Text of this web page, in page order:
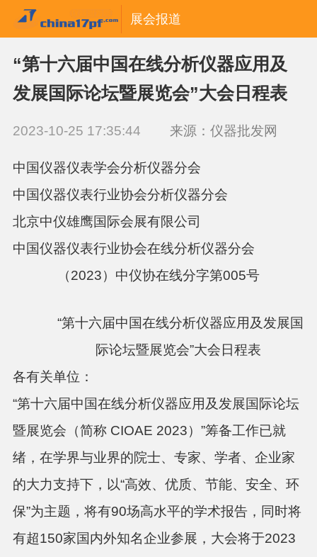
展会报道
“第十六届中国在线分析仪器应用及
发展国际论坛暨展览会”大会日程表
2023-10-25 17:35:44 来源：仪器批发网
中国仪器仪表学会分析仪器分会
中国仪器仪表行业协会分析仪器分会
北京中仪雄鹰国际会展有限公司
中国仪器仪表行业协会在线分析仪器分会
（2023）中仪协在线分字第005号
“第十六届中国在线分析仪器应用及发展国
际论坛暨展览会”大会日程表
各有关单位：
“第十六届中国在线分析仪器应用及发展国际论坛
暨展览会（简称 CIOAE 2023）”筹备工作已就
绪，在学界与业界的院士、专家、学者、企业家
的大力支持下， 以“高效、优质、节能、安全、环
保”为主题， 将有90场高水平的学术报告，同时将
有超150家国内外知名企业参展，大会将于2023